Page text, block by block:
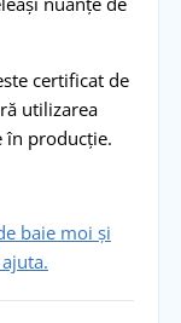
certificat de
utilizarea
în producție.
baie moi și